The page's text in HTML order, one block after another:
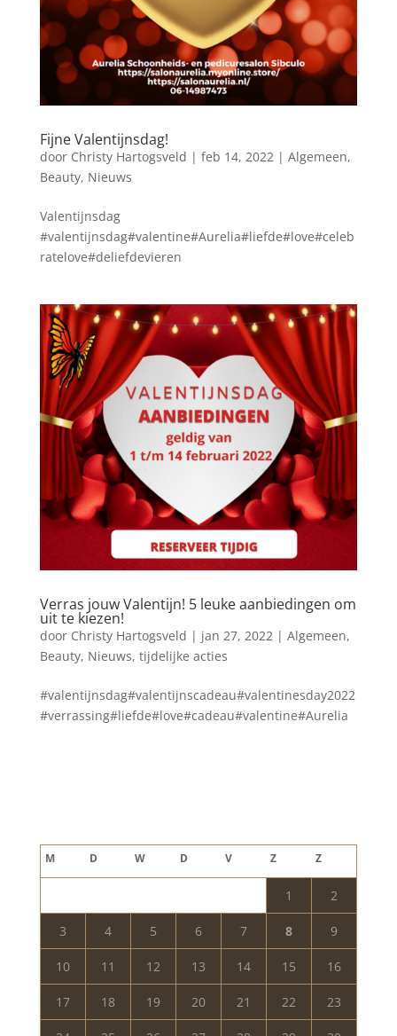
Fijne Valentijnsdag!
door Christy Hartogsveld | feb 14, 2022| Algemeen,
Beauty, Nieuws
Valentijnsdag
#valentijnsdag#valentine#Aurelia#liefde#love#celeb
ratelove#deliefdevieren
Verras jouw Valentijn! 5 leuke aanbiedingen om
uit te kiezen!
door Christy Hartogsveld | jan 27, 2022| Algemeen,
Beauty, Nieuws, tijdelijke acties
#valentijnsdag#valentijnscadeau#valentinesday2022
#verrassing#liefde#love#cadeau#valentine#Aurelia
M D W D V Z Z
1 2
3 4 5 6 7 8 9
10 11 12 13 14 15 16
17 18 19 20 21 22 23